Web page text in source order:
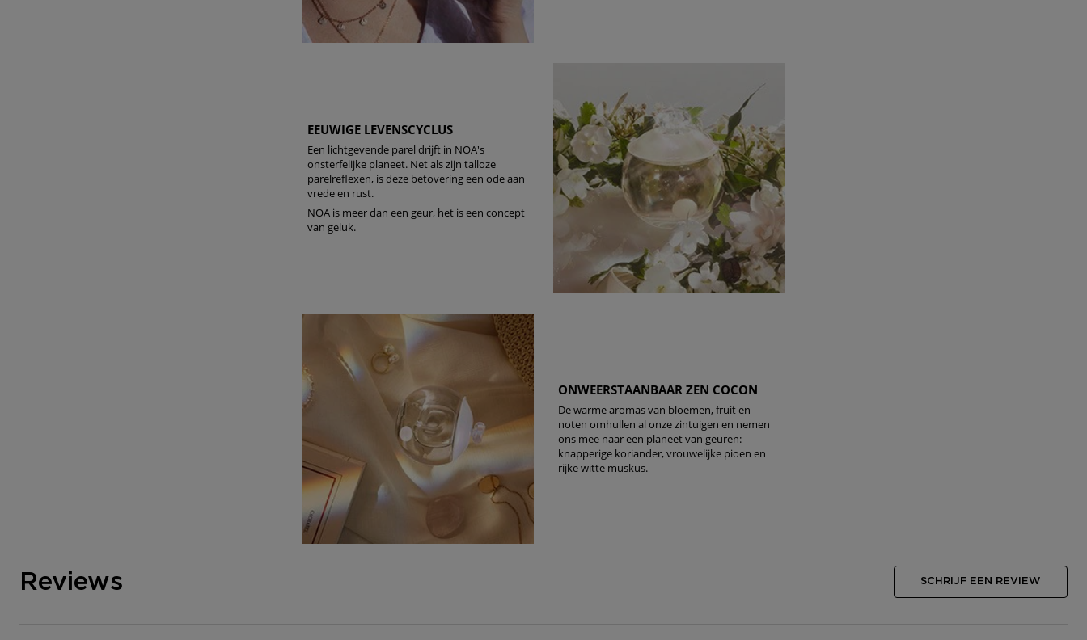
Na ontvangst van jouw bestelling producten heb je 14 dagen om deze
(gedeeltelijk) terug te sturen of te herroepen. Na de herroeping heb je dan nog
eens 14 dagen de tijd om de producten te retourneren. Om jouw bestelling te
buurt. Hiervoor hoef je geen retourformulier in te vullen. Neem wel je
Meer vragen rond bestellen? Die vind je op onze FAQ pagina.
EEUWIGE LEVENSCYCLUS
Een lichtgevende parel drijft in NOA's
onsterfelijke planeet. Net als zijn talloze
parelreflexen, is deze betovering een ode aan
vrede en rust.
NOA is meer dan een geur, het is een concept
van geluk.
ONWEERSTAANBAAR ZEN COCON
De warme aromas van bloemen, fruit en
noten omhullen al onze zintuigen en nemen
ons mee naar een planeet van geuren:
knapperige koriander, vrouwelijke pioen en
rijke witte muskus.
Reviews SCHRIJF EEN REVIEW